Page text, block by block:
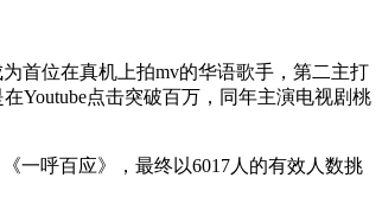
首位在真机上拍mv的华语歌手，第二主打
Youtube点击突破百万，同年主演电视剧桃
一呼百应》，最终以6017人的有效人数挑